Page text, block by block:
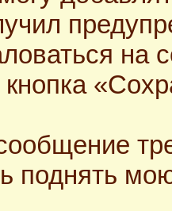
на
кнопка
поднять